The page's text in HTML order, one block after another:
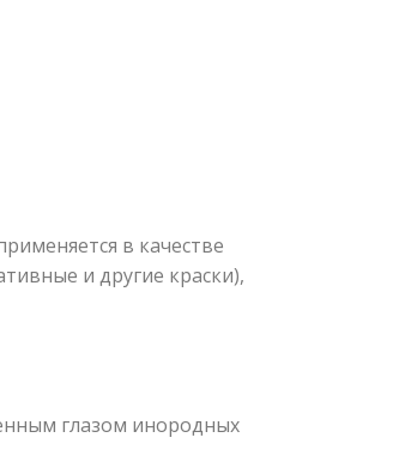
в качестве
и другие краски),
глазом инородных